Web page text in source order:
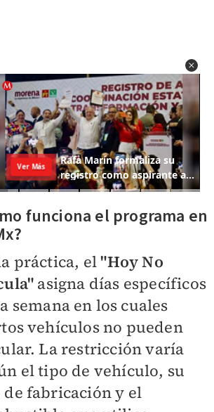
funciona el programa en
práctica, el"Hoy No
asigna días específicos
semana en los cuales
vehículos no pueden
La restricción varía
el tipo de vehículo, su
de fabricación y el